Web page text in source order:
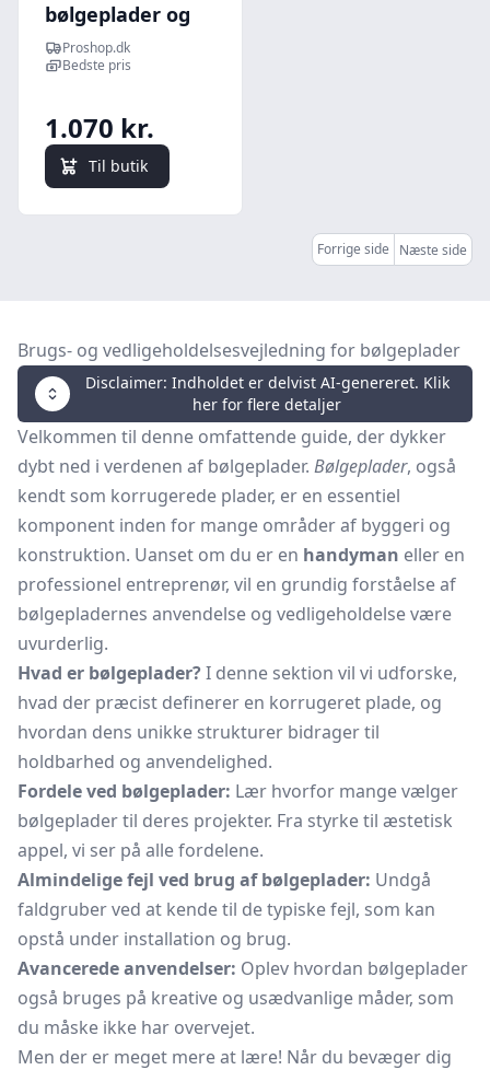
bølgeplader og
næsten alle
trapezplader
Proshop.dk
Bedste pris
1.070 kr.
Til butik
Forrige side Næste side
Brugs- og vedligeholdelsesvejledning for bølgeplader
Disclaimer: Indholdet er delvist AI-genereret. Klik
her for flere detaljer
Velkommen til denne omfattende guide, der dykker
dybt ned i verdenen af bølgeplader. Bølgeplader, også
kendt som korrugerede plader, er en essentiel
komponent inden for mange områder af byggeri og
konstruktion. Uanset om du er en handyman eller en
professionel entreprenør, vil en grundig forståelse af
bølgepladernes anvendelse og vedligeholdelse være
uvurderlig.
Hvad er bølgeplader?I denne sektion vil vi udforske,
hvad der præcist definerer en korrugeret plade, og
hvordan dens unikke strukturer bidrager til
holdbarhed og anvendelighed.
Fordele ved bølgeplader: Lær hvorfor mange vælger
bølgeplader til deres projekter. Fra styrke til æstetisk
appel, vi ser på alle fordelene.
Almindelige fejl ved brug af bølgeplader: Undgå
faldgruber ved at kende til de typiske fejl, som kan
opstå under installation og brug.
Avancerede anvendelser: Oplev hvordan bølgeplader
også bruges på kreative og usædvanlige måder, som
du måske ikke har overvejet.
Men der er meget mere at lære! Når du bevæger dig